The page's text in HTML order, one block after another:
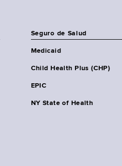
Seguro de Salud
Medicaid
Child Health Plus (CHP)
EPIC
NY State of Health